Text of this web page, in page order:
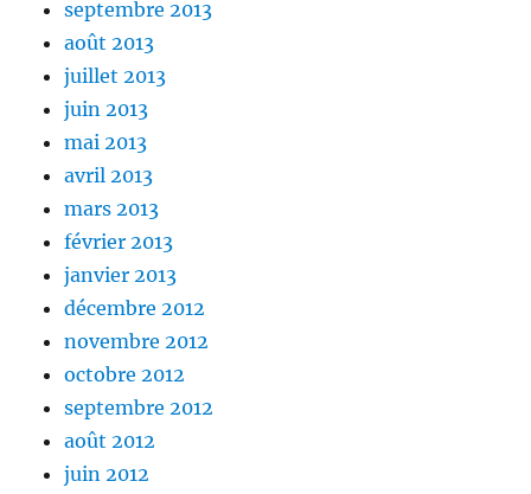
septembre 2013
août 2013
juillet 2013
juin 2013
mai 2013
avril 2013
mars 2013
février 2013
janvier 2013
décembre 2012
novembre 2012
octobre 2012
septembre 2012
août 2012
juin 2012